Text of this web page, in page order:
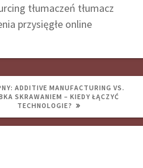
tłumaczeń tłumacz
przysięgłe online
NASTĘPNY
WPIS:
ADDITIVE MANUFACTURING VS.
SKRAWANIEM – KIEDY ŁĄCZYĆ
TECHNOLOGIE?